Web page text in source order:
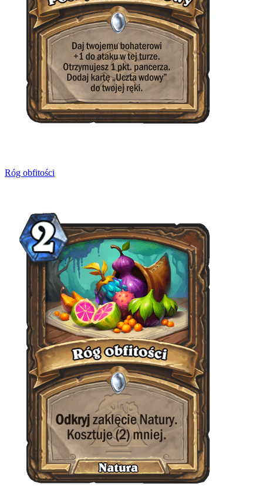
Róg obfitości